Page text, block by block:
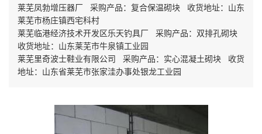
莱芜凤勃增压器厂 采购产品：复合保温砌块 收货地址：山东
莱芜市杨庄镇西宅科村
莱芜临港经济技术开发区乐天钓具厂 采购产品：双排孔砌块
收货地址：山东莱芜市牛泉镇工业园
莱芜里奇波士鞋业有限公司 采购产品：实心混凝土砌块 收货
地址：山东省莱芜市张家洼办事处银龙工业园